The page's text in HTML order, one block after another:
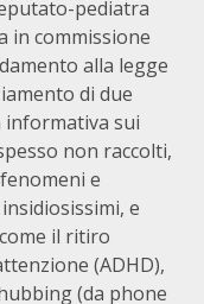
pediatra
in commissione
alla legge
di due
informativa sui
non raccolti,
e
e
il ritiro
(ADHD),
(da phone